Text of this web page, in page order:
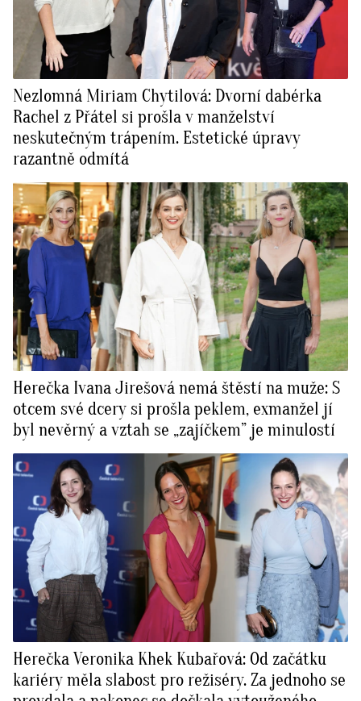
Nezlomná Miriam Chytilová: Dvorní dabérka
Rachel z Přátel si prošla v manželství
neskutečným trápením. Estetické úpravy
razantně odmítá
Herečka Ivana Jirešová nemá štěstí na muže: S
otcem své dcery si prošla peklem, exmanžel jí
byl nevěrný a vztah se „zajíčkem” je minulostí
Herečka Veronika Khek Kubařová: Od začátku
kariéry měla slabost pro režiséry. Za jednoho se